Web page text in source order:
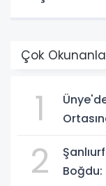
Çok
1
2
Boğdu: